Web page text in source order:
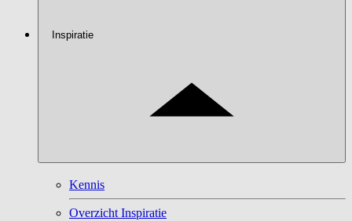
Inspiratie
Kennis
Overzicht Inspiratie